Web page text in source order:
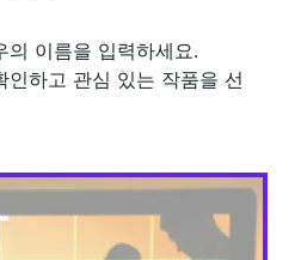
의 이름을 입력하세요.
인하고 관심 있는 작품을 선